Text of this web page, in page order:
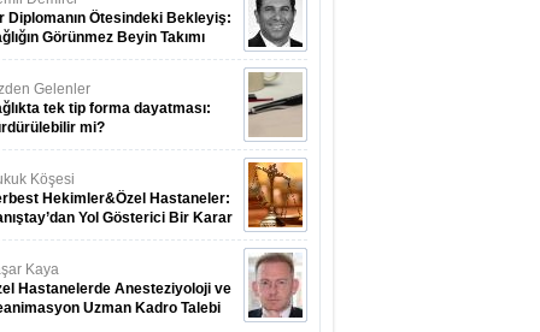
Diplomanın Ötesindeki Bekleyiş:
Görünmez Beyin Takımı
Gelenler
tek tip forma dayatması:
mi?
Köşesi
Hekimler&Özel Hastaneler:
Yol Gösterici Bir Karar
Kaya
Hastanelerde Anesteziyoloji ve
Uzman Kadro Talebi